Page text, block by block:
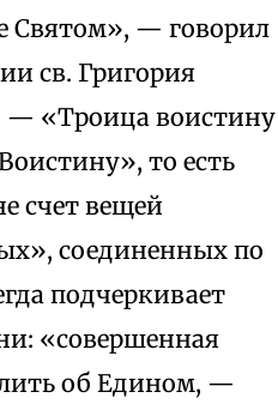
Святом», — говорил
св. Григория
— «Троица воистину
то есть
счет вещей
соединенных по
подчеркивает
«совершенная
об Едином, —